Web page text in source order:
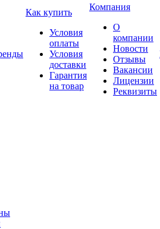
Как купить
Условия
оплаты
Условия
доставки
Гарантия
на товар
Компания
О
компании
Новости
Отзывы
Вакансии
Лицензии
Реквизиты